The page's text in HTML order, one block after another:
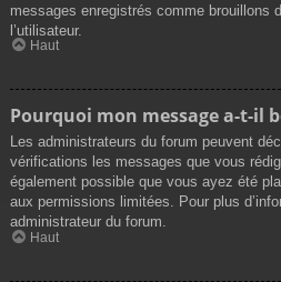
messages enregistrés comme brouillons
l’utilisateur.
Haut
Pourquoi mon message a-t-il
Les administrateurs du forum peuvent
vérifications les messages que vous
également possible que vous ayez été
aux permissions limitées. Pour plus
administrateur du forum.
Haut